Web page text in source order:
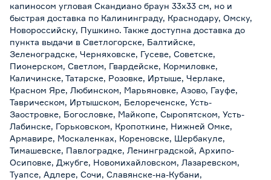
капиносом угловая Скандиано браун 33х33 см, но и
быстрая доставка по Калининграду, Краснодару, Омску,
Новороссийску, Пушкино. Также доступна доставка до
пункта выдачи в Светлогорске, Балтийске,
Зеленоградске, Черняховске, Гусеве, Советске,
Пионерском, Светлом, Гвардейске, Кормиловке,
Каличинске, Татарске, Розовке, Иртыше, Черлаке,
Красном Яре, Любинском, Марьяновке, Азово, Гауфе,
Таврическом, Иртышском, Белореченске, Усть-
Заостровке, Богословке, Майкопе, Сыропятском, Усть-
Лабинске, Горьковском, Кропоткине, Нижней Омке,
Армавире, Москаленках, Кореновске, Шербакуле,
Тимашевске, Павлоградке, Ленинградской, Архипо-
Осиповке, Джубге, Новомихайловском, Лазаревском,
Туапсе, Адлере, Сочи, Славянске-на-Кубани,